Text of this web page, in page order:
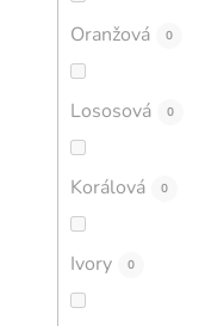
Oranžová 0
Lososová 0
Korálová 0
Ivory 0